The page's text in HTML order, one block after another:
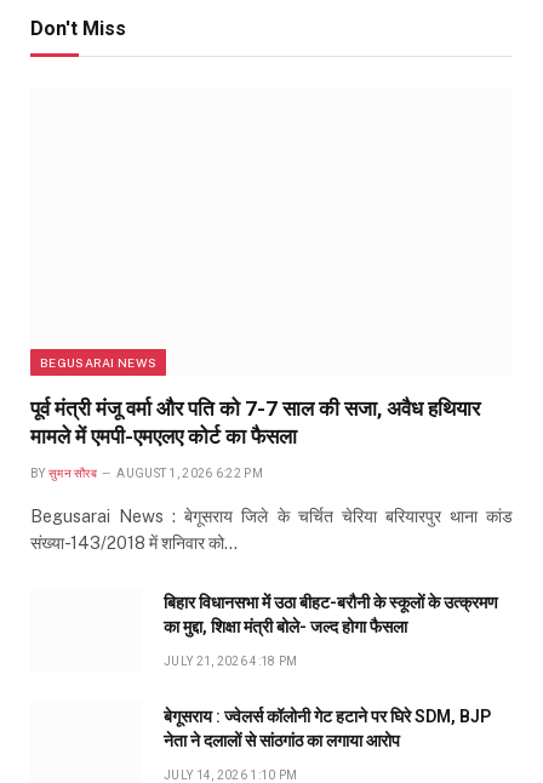
Don't Miss
BEGUSARAI NEWS
पूर्व मंत्री मंजू वर्मा और पति को 7-7 साल की सजा, अवैध हथियार
मामले में एमपी-एमएलए कोर्ट का फैसला
BY सुमन सौरब AUGUST 1, 2026 6:22 PM
Begusarai News : बेगूसराय जिले के चर्चित चेरिया बरियारपुर थाना कांड
संख्या-143/2018 में शनिवार को…
बिहार विधानसभा में उठा बीहट-बरौनी के स्कूलों के उत्क्रमण
का मुद्दा, शिक्षा मंत्री बोले- जल्द होगा फैसला
JULY 21, 2026 4:18 PM
बेगूसराय : ज्वेलर्स कॉलोनी गेट हटाने पर घिरे SDM, BJP
नेता ने दलालों से सांठगांठ का लगाया आरोप
JULY 14, 2026 1:10 PM